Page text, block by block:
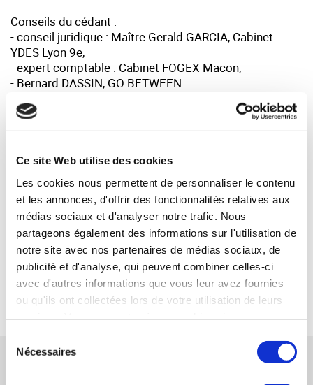
Ce site Web utilise des cookies
Les cookies nous permettent de personnaliser le contenu
et les annonces, d'offrir des fonctionnalités relatives aux
médias sociaux et d'analyser notre trafic. Nous
partageons également des informations sur l'utilisation de
notre site avec nos partenaires de médias sociaux, de
publicité et d'analyse, qui peuvent combiner celles-ci
avec d'autres informations que vous leur avez fournies
ou qu'ils ont collectées lors de votre utilisation de leurs
Nécessaires
Conseils du cédant :
- conseil juridique : Maître Gerald GARCIA, Cabinet
YDES Lyon 9e,
- expert comptable : Cabinet FOGEX Macon,
- Bernard DASSIN, GO BETWEEN.
Votre interlocuteur :
Henri LORETTO — Synercom France Auvergne /
Rhône-Alpes
06 10 23 42 80
hloretto@synercom-france.fr
SYNERCOM AUVERGNE / RHÔNE-ALPES
RETOUR
RÉFÉRENCES CONNEXES